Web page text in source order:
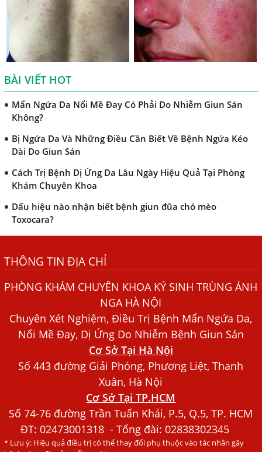
BÀI VIẾT HOT
Trị Bệnh Sán Chó Có Khỏi Bệnh Ngứa Da Không?
TRIỆU CHỨNG GIUN SÁN CHÓ MÈO
Khi Trẻ Bị Dị Ứng Da Cần Làm Xét Nghiệm Gì Tìm Nguyên
Nhân Dị Ứng Da
Điều trị bệnh sán lá gan ở đâu?
Mẩn Ngứa Da Nổi Mề Đay Có Phải Do Nhiễm Giun Sán
Không?
Bị Ngứa Da Và Những Điều Cần Biết Về Bệnh Ngứa Kéo
Dài Do Giun Sán
Cách Trị Bệnh Dị Ứng Da Lâu Ngày Hiệu Quả Tại Phòng
Khám Chuyên Khoa
Dấu hiệu nào nhận biết bệnh giun đũa chó mèo
Toxocara?
Bệnh Chàm Và Những Yếu Tố Liên Quan Đến Bệnh Giun
Dấu Hiệu Ngứa Da, Dị Ứng, Nổi Mề Đay Do Nhiễm Sán
Bác sĩ Nguyễn Ngọc Ánh Phòng Khám Ánh Nga Đề Tài
Nghiên Cứu Khoa
Xét Nghiệm Giun Sán Gồm Những Loại Nào? Chi Phí Bao
Người Đàn Ông Phát Ban Mẩn Đỏ Khắp Người, Sau Ba
Tháng Mới Tìm Ra Nguyên Nhân
Đau Mắt Đỏ, Nguyên Nhân Và Cách Điều Trị
THÔNG TIN ĐỊA CHỈ
PHÒNG KHÁM CHUYÊN KHOA KÝ SINH TRÙNG ÁNH
NGA HÀ NỘI
Chuyên Xét Nghiệm, Điều Trị Bệnh Mẩn Ngứa Da,
Nổi Mề Đay, Dị Ứng Do Nhiễm Bệnh Giun Sán
Cơ Sở Tại Hà Nội
Số 443 đường Giải Phóng, Phương Liệt, Thanh
Xuân, Hà Nội
Cơ Sở Tại TP.HCM
Số 74-76 đường Trần Tuấn Khải, P.5, Q.5, TP. HCM
ĐT:02473001318 - Tổng đài: 02838302345
* Lưu ý: Hiệu quả điều trị có thể thay đổi phụ thuộc vào tác nhân gây